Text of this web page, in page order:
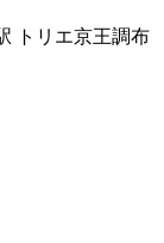
トリエ京王調布